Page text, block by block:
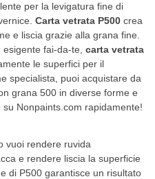
per la levigatura fine di
Carta vetrata P500 crea
e liscia grazie alla grana fine.
fai-da-te, carta vetrata
le superfici per il
specialista, puoi acquistare da
grana 500 in diverse forme e
Nonpaints.com rapidamente!
vuoi rendere ruvida
e rendere liscia la superficie
di P500 garantisce un risultato